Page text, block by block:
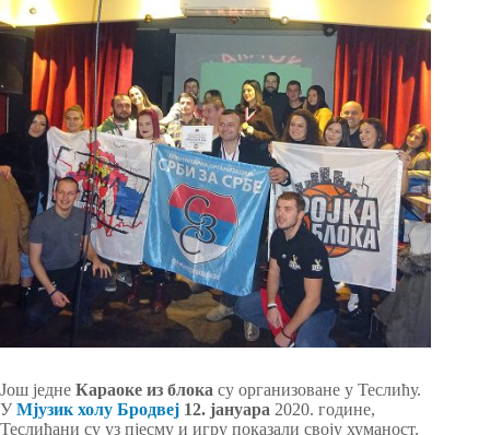
Још једне Караоке из блока су организоване у Теслићу.
УМјузик холу Бродвеј 12. јануара 2020. године,
Теслићани су уз пјесму и игру показали своју хуманост.